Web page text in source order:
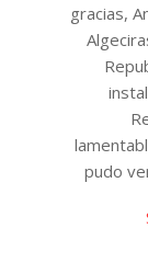
gracias,
pudo